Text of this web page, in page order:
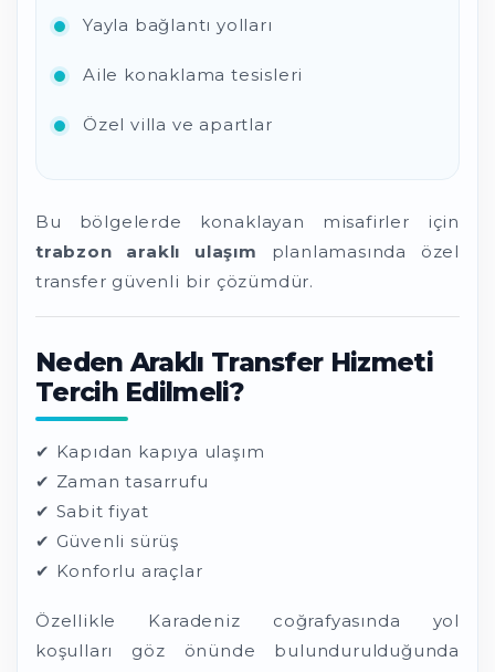
Yayla bağlantı yolları
Aile konaklama tesisleri
Özel villa ve apartlar
Bu bölgelerde konaklayan misafirler için
trabzon araklı ulaşım planlamasında özel
transfer güvenli bir çözümdür.
Neden Araklı Transfer Hizmeti
Tercih Edilmeli?
✔ Kapıdan kapıya ulaşım
✔ Zaman tasarrufu
✔ Sabit fiyat
✔ Güvenli sürüş
✔ Konforlu araçlar
Özellikle Karadeniz coğrafyasında yol
koşulları göz önünde bulundurulduğunda